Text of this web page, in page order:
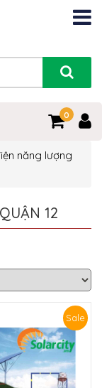
0
năng lượng
12
Sale